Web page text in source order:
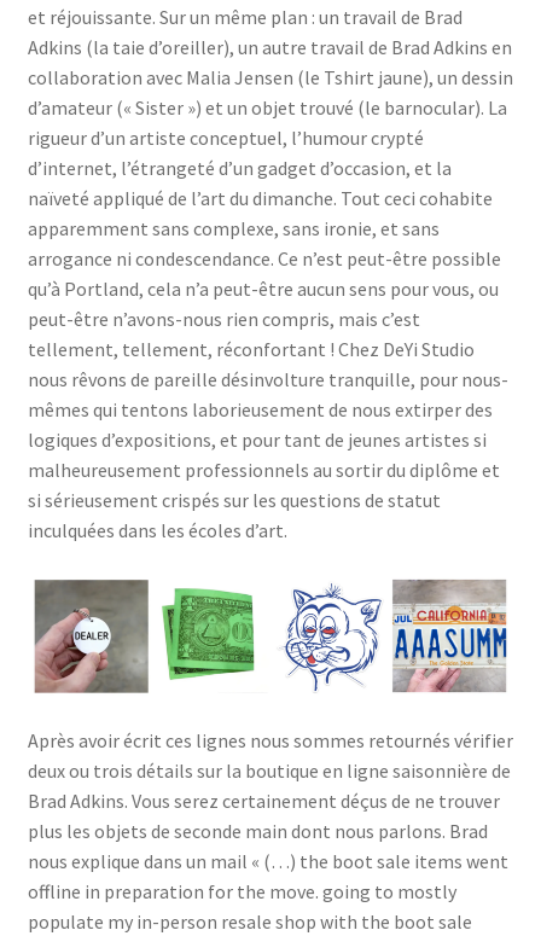
et réjouissante. Sur un même plan : un travail de Brad
Adkins (la taie d’oreiller), un autre travail de Brad Adkins en
collaboration avec Malia Jensen (le Tshirt jaune), un dessin
d’amateur (« Sister ») et un objet trouvé (le barnocular). La
rigueur d’un artiste conceptuel, l’humour crypté
d’internet, l’étrangeté d’un gadget d’occasion, et la
naïveté appliqué de l’art du dimanche. Tout ceci cohabite
apparemment sans complexe, sans ironie, et sans
arrogance ni condescendance. Ce n’est peut-être possible
qu’à Portland, cela n’a peut-être aucun sens pour vous, ou
peut-être n’avons-nous rien compris, mais c’est
tellement, tellement, réconfortant ! Chez DeYi Studio
nous rêvons de pareille désinvolture tranquille, pour nous-
mêmes qui tentons laborieusement de nous extirper des
logiques d’expositions, et pour tant de jeunes artistes si
malheureusement professionnels au sortir du diplôme et
si sérieusement crispés sur les questions de statut
inculquées dans les écoles d’art.
Après avoir écrit ces lignes nous sommes retournés vérifier
deux ou trois détails sur la boutique en ligne saisonnière de
Brad Adkins. Vous serez certainement déçus de ne trouver
plus les objets de seconde main dont nous parlons. Brad
nous explique dans un mail « (…) the boot sale items went
offline in preparation for the move. going to mostly
populate my in-person resale shop with the boot sale